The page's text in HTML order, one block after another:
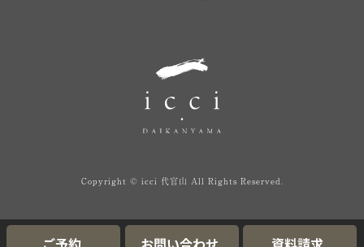
Copyright © icci 代官山 All Rights Reserved.